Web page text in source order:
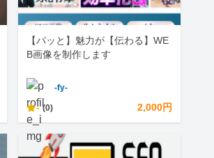
【パッと】魅力が【伝わる】WE
B画像を制作します
-fy-
- (0) 2,000円